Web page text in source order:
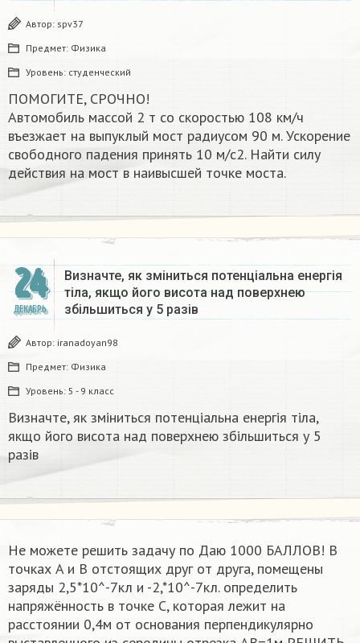
Автор: spv37
Предмет: Физика
Уровень: студенческий
ПОМОГИТЕ, СРОЧНО!
Автомобиль массой 2 т со скоростью 108 км/ч
въезжает на выпуклый мост радиусом 90 м. Ускорение
свободного падения принять 10 м/с2. Найти силу
действия на мост в наивысшей точке моста.
24
ДЕКАБРЬ
Визначте, як зміниться потенціальна енергія
тіла, якщо його висота над поверхнею
збільшиться у 5 разів
Автор: iranadoyan98
Предмет: Физика
Уровень: 5 - 9 класс
Визначте, як зміниться потенціальна енергія тіла,
якщо його висота над поверхнею збільшиться у 5
разів
Не можете решить задачу по Даю 1000 БАЛЛОВ! В
точках A и B отстоящих друг от друга, помещены
заряды 2,5*10^-7кл и -2,*10^-7кл. определить
напряжённость в точке С, которая лежит на
расстоянии 0,4м от основания перпендикулярно